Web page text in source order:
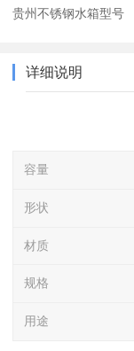
贵州不锈钢水箱型号
详细说明
容量
形状
材质
规格
用途